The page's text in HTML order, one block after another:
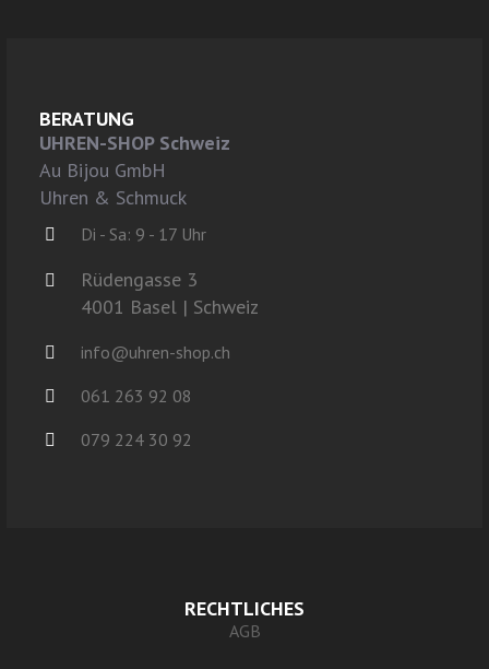
BERATUNG
UHREN-SHOP Schweiz
Au Bijou GmbH
Uhren & Schmuck
Di - Sa: 9 - 17 Uhr
Rüdengasse 3
4001 Basel | Schweiz
info@uhren-shop.ch
061 263 92 08
079 224 30 92
RECHTLICHES
AGB